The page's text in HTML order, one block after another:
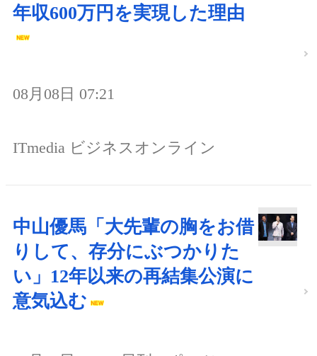
年収600万円を実現した理由
08月08日 07:21
ITmedia ビジネスオンライン
中山優馬「大先輩の胸をお借
りして、存分にぶつかりた
い」12年以来の再結集公演に
意気込む